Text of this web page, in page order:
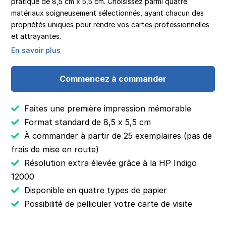
matériaux soigneusement sélectionnés, ayant chacun des
propriétés uniques pour rendre vos cartes professionnelles
et attrayantes.
En savoir plus
Commencez à commander
Faites une première impression mémorable
Format standard de 8,5 x 5,5 cm
À commander à partir de 25 exemplaires (pas de
frais de mise en route)
Résolution extra élevée grâce à la HP Indigo
12000
Disponible en quatre types de papier
Possibilité de pelliculer votre carte de visite